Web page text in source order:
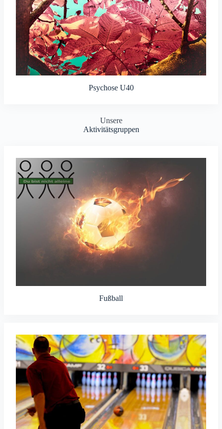
Psychose U40
Unsere
Aktivitätsgruppen
Fußball